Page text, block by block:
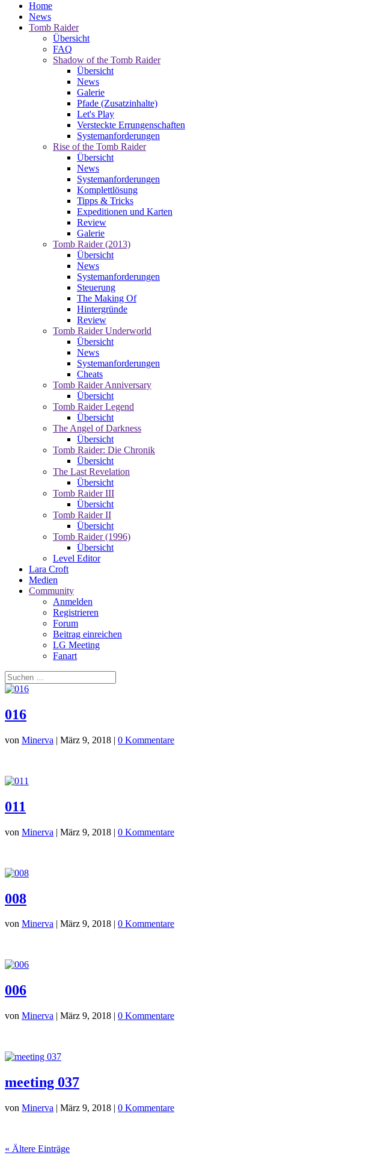
Home
News
Tomb Raider
Übersicht
FAQ
Shadow of the Tomb Raider
Übersicht
News
Galerie
Pfade (Zusatzinhalte)
Let's Play
Versteckte Errungenschaften
Systemanforderungen
Rise of the Tomb Raider
Übersicht
News
Systemanforderungen
Komplettlösung
Tipps & Tricks
Expeditionen und Karten
Review
Galerie
Tomb Raider (2013)
Übersicht
News
Systemanforderungen
Steuerung
The Making Of
Hintergründe
Review
Tomb Raider Underworld
Übersicht
News
Systemanforderungen
Cheats
Tomb Raider Anniversary
Übersicht
Tomb Raider Legend
Übersicht
The Angel of Darkness
Übersicht
Tomb Raider: Die Chronik
Übersicht
The Last Revelation
Übersicht
Tomb Raider III
Übersicht
Tomb Raider II
Übersicht
Tomb Raider (1996)
Übersicht
Level Editor
Lara Croft
Medien
Community
Anmelden
Registrieren
Forum
Beitrag einreichen
LG Meeting
Fanart
016
von Minerva | März 9, 2018 | 0 Kommentare
011
von Minerva | März 9, 2018 | 0 Kommentare
008
von Minerva | März 9, 2018 | 0 Kommentare
006
von Minerva | März 9, 2018 | 0 Kommentare
meeting 037
von Minerva | März 9, 2018 | 0 Kommentare
« Ältere Einträge